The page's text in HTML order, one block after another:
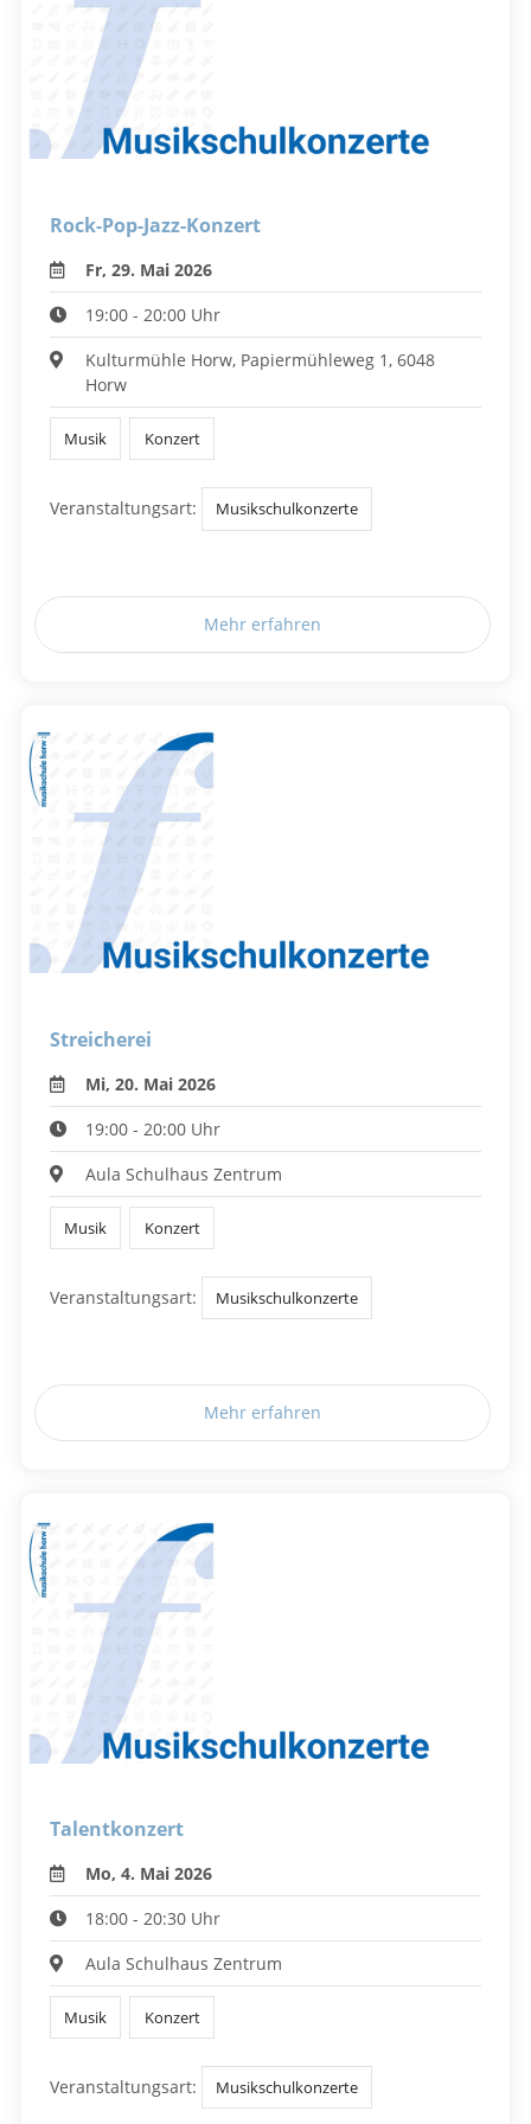
Rock-Pop-Jazz-Konzert
Fr, 29. Mai 2026
19:00 - 20:00 Uhr
Kulturmühle Horw, Papiermühleweg 1, 6048
Horw
Musik Konzert
Veranstaltungsart: Musikschulkonzerte
Mehr erfahren
Streicherei
Mi, 20. Mai 2026
19:00 - 20:00 Uhr
Aula Schulhaus Zentrum
Musik Konzert
Veranstaltungsart: Musikschulkonzerte
Mehr erfahren
Talentkonzert
Mo, 4. Mai 2026
18:00 - 20:30 Uhr
Aula Schulhaus Zentrum
Musik Konzert
Veranstaltungsart: Musikschulkonzerte